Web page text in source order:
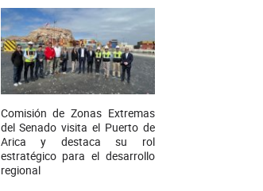
Comisión de Zonas Extremas
del Senado visita el Puerto de
Arica y destaca su rol
estratégico para el desarrollo
regional